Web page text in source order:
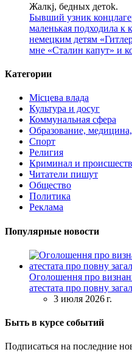
Жалкj, бедных детok.
Бывший узник
маленькая подходила к
немецким детям
мне «Сталин капут» и
Категории
Місцева влада
Культура и досуг
Коммунальная сфера
Образование,
Спорт
Религия
Криминал и
Читатели пишут
Общество
Политика
Реклама
Популярные новости
Оголошення про
атестата про повну
3 июля 2026 г.
Быть в курсе событий
Подписаться на последние